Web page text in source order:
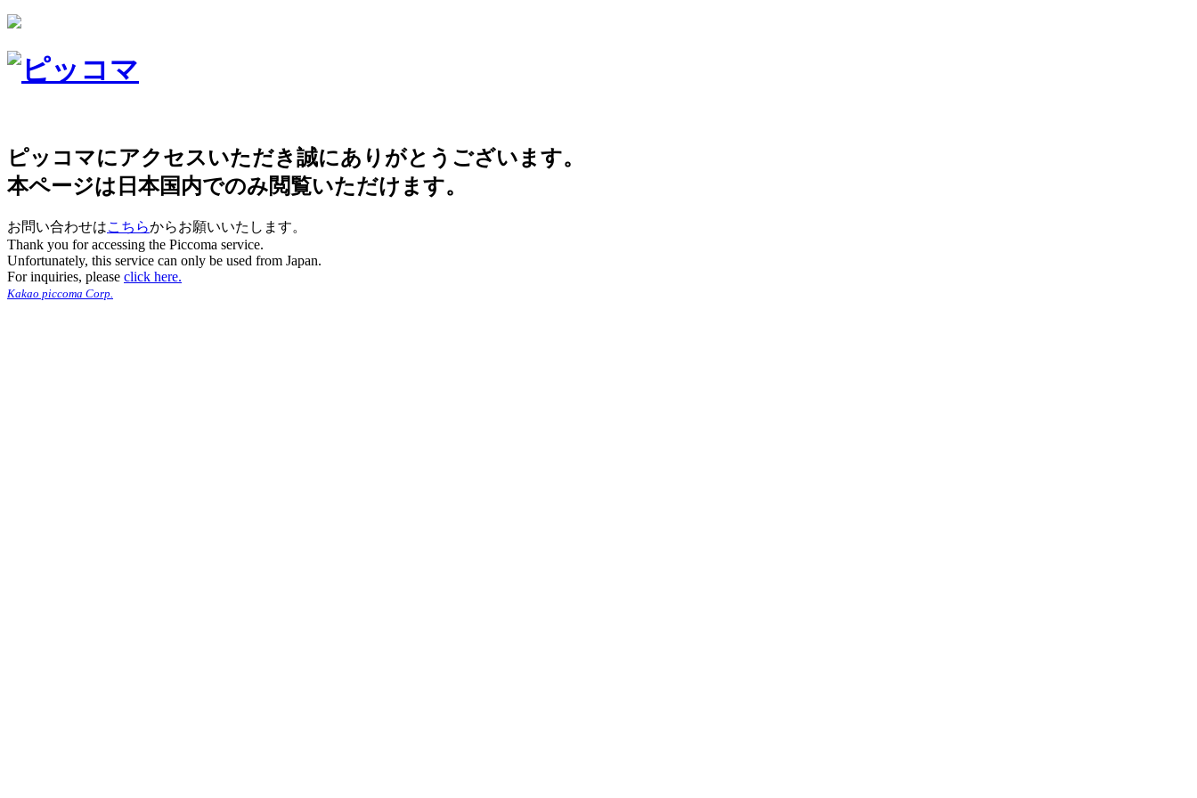
ピッコマにアクセスいただき誠にありがとうございます。
本ページは日本国内でのみ閲覧いただけます。
お問い合わせはこちらからお願いいたします。
Thank you for accessing the Piccoma service.
Unfortunately, this service can only be used from Japan.
For inquiries, please click here.
Kakao piccoma Corp.